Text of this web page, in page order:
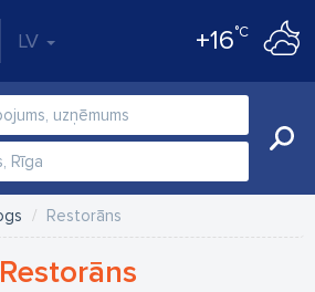
LV +16°C
Restorāns
Restorāns